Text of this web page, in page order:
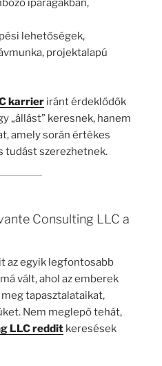
iparágakban,
lehetőségek,
projektalapú
karrier iránt érdeklődők
„állást” keresnek, hanem
amely során értékes
tudást szerezhetnek.
Consulting LLC a
az egyik legfontosabb
vált, ahol az emberek
tapasztalataikat,
Nem meglepő tehát,
LLC reddit keresések